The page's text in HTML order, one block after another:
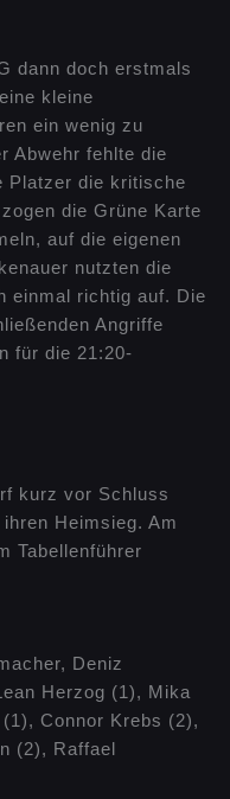
dann doch erstmals
kleine
ein wenig zu
Abwehr fehlte die
Platzer die kritische
die Grüne Karte
auf die eigenen
nutzten die
einmal richtig auf. Die
Angriffe
für die 21:20-
kurz vor Schluss
Heimsieg. Am
Tabellenführer
Deniz
Herzog (1), Mika
Connor Krebs (2),
(2), Raffael